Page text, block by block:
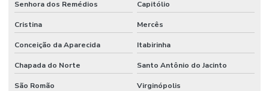
Senhora dos Remédios Capitólio
Cristina Mercês
Conceição da Aparecida Itabirinha
Chapada do Norte Santo Antônio do Jacinto
São Romão Virginópolis